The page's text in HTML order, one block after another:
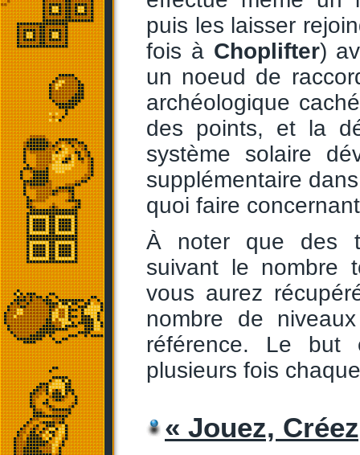
puis les laisser
fois à Choplifter)
un noeud de
archéologique
des points, et la
système solaire
supplémentaire
quoi faire
À noter que des
suivant le nombre
vous aurez
nombre de
référence. Le
plusieurs fois
« Jouez,